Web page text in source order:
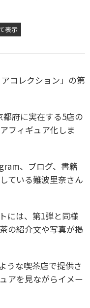
表示
コレクション」の第
府に実在する5店の
フィギュア化しま
、ブログ、書籍
ている難波里奈さん
には、第1弾と同様
の紹介文や写真が掲
うな喫茶店で提供さ
アを見ながらイメー